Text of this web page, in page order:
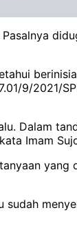
9/2021/
Dalam
Imam